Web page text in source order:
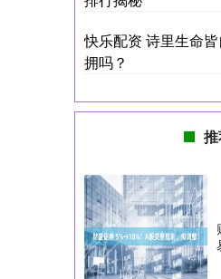
快乐配资 诗里生命
拥吗？